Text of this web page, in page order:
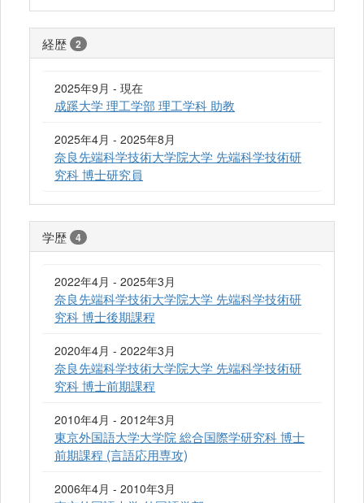
経歴 2
2025年9月 - 現在
成蹊大学 理工学部 理工学科 助教
2025年4月 - 2025年8月
奈良先端科学技術大学院大学 先端科学技術研
究科 博士研究員
学歴 4
2022年4月 - 2025年3月
奈良先端科学技術大学院大学 先端科学技術研
究科 博士後期課程
2020年4月 - 2022年3月
奈良先端科学技術大学院大学 先端科学技術研
究科 博士前期課程
2010年4月 - 2012年3月
東京外国語大学大学院 総合国際学研究科 博士
前期課程 (言語応用専攻)
2006年4月 - 2010年3月